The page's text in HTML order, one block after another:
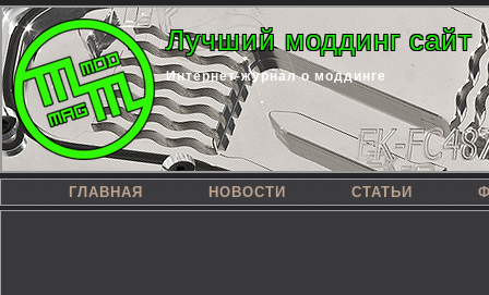
Лучший моддинг сайт
Интернет-журнал о моддинге
ГЛАВНАЯ НОВОСТИ СТАТЬИ